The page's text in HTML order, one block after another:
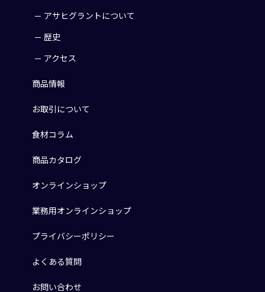
アサヒグラントについて
歴史
アクセス
商品情報
お取引について
食材コラム
商品カタログ
オンラインショップ
業務用オンラインショップ
プライバシーポリシー
よくある質問
お問い合わせ